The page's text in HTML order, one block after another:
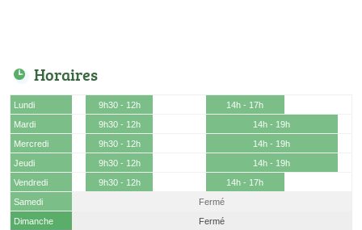
Horaires
Lundi 9h30 - 12h
14h - 17h
Mardi
9h30 - 12h
14h - 19h
Mercredi
9h30 - 12h
14h - 19h
Jeudi
9h30 - 12h
14h - 19h
Vendredi
9h30 - 12h
14h - 17h
Samedi
Fermé
Dimanche
Fermé